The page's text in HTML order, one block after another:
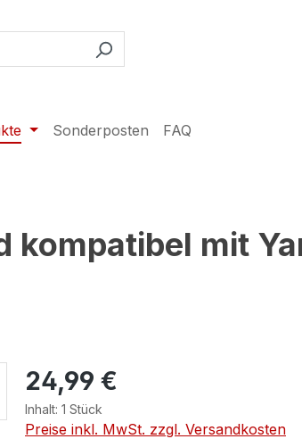
Sonderposten FAQ
mit
24,99 €
Inhalt: 1 Stück
Preise inkl. MwSt. zzgl. Versandkosten